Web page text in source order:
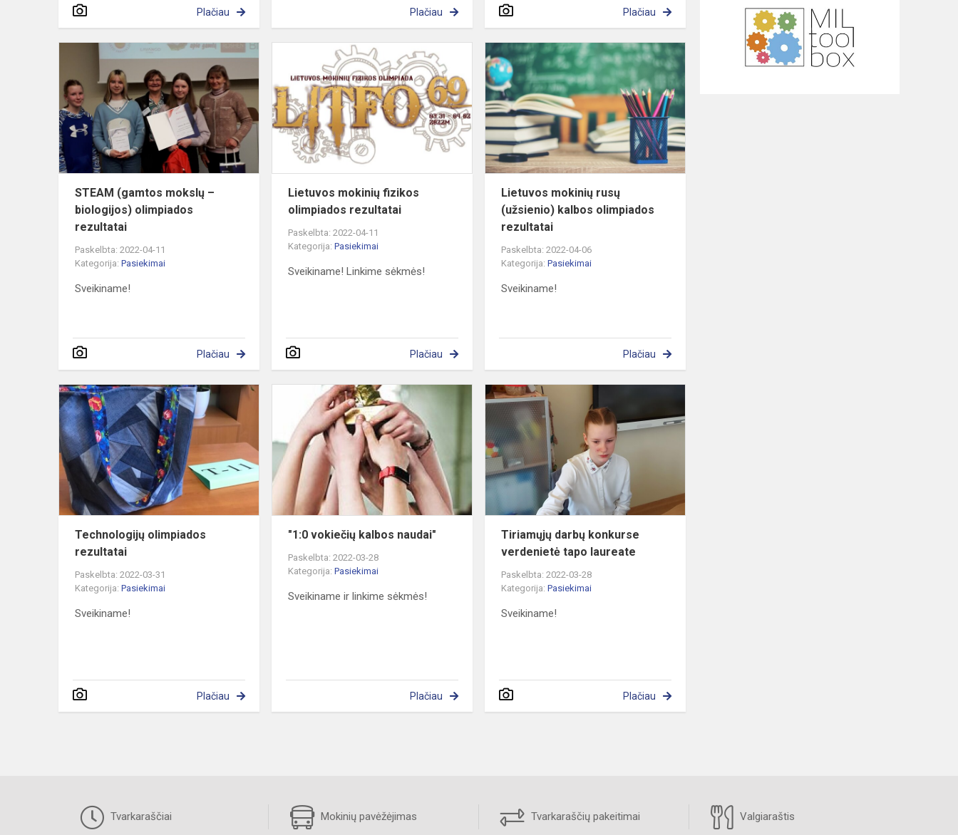
Plačiau Plačiau Plačiau
mokslų
biologijos)
olimpiados
rezultatai
STEAM (gamtos mokslų –
biologijos) olimpiados
rezultatai
Paskelbta: 2022-04-11
Kategorija: Pasiekimai
Sveikiname!
Plačiau
Lietuvos
mokinių
fizikos
olimpiados
rezultatai
Lietuvos mokinių fizikos
olimpiados rezultatai
Paskelbta: 2022-04-11
Kategorija:Pasiekimai
Sveikiname! Linkime sėkmės!
Plačiau
mokinių
kalbos
olimpiados
rezultat...
Lietuvos mokinių rusų
(užsienio) kalbos olimpiados
rezultatai
Paskelbta: 2022-04-06
Kategorija:Pasiekimai
Sveikiname!
Plačiau
olimpiados
rezultatai
Technologijų olimpiados
rezultatai
Paskelbta: 2022-03-31
Kategorija: Pasiekimai
Sveikiname!
Plačiau
"1:0
vokiečių
kalbos
naudai"
"1:0 vokiečių kalbos naudai"
Paskelbta: 2022-03-28
Kategorija:Pasiekimai
Sveikiname ir linkime sėkmės!
Plačiau
konkurse
Tiriamųjų darbų konkurse
verdenietė tapo laureate
Paskelbta: 2022-03-28
Kategorija:Pasiekimai
Sveikiname!
Plačiau
Tvarkaraščiai Mokinių pavėžėjimas Tvarkaraščių pakeitimai Valgiaraštis